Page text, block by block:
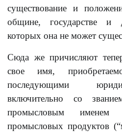
существование и
общине, государстве и
которых она не может
Сюда же причисляют
свое имя,
последующими
включительно со
промысловым именем
промысловых продуктов